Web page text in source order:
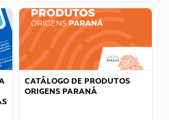
CATÁLOGO DE PRODUTOS
ORIGENS PARANÁ